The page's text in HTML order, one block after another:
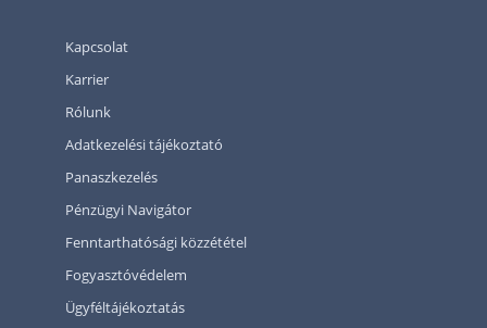
Kapcsolat
Karrier
Rólunk
Adatkezelési tájékoztató
Panaszkezelés
Pénzügyi Navigátor
Fenntarthatósági közzététel
Fogyasztóvédelem
Ügyféltájékoztatás